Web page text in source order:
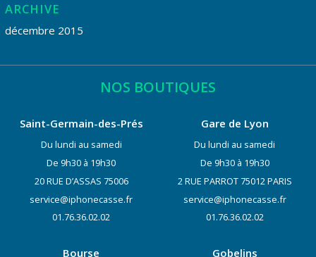
ARCHIVE
décembre 2015
NOS BOUTIQUES
Saint-Germain-des-Prés
Du lundi au samedi
De 9h30 à 19h30
20 RUE D’ASSAS 75006
service@iphonecasse.fr
01.76.36.02.02
Gare de Lyon
Du lundi au samedi
De 9h30 à 19h30
2 RUE PARROT 75012 PARIS
service@iphonecasse.fr
01.76.36.02.02
Bourse Gobelins